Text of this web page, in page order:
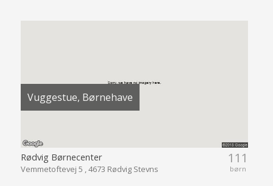
Vuggestue, Børnehave
111
børn
Rødvig Børnecenter
Vemmetoftevej 5 , 4673 Rødvig Stevns